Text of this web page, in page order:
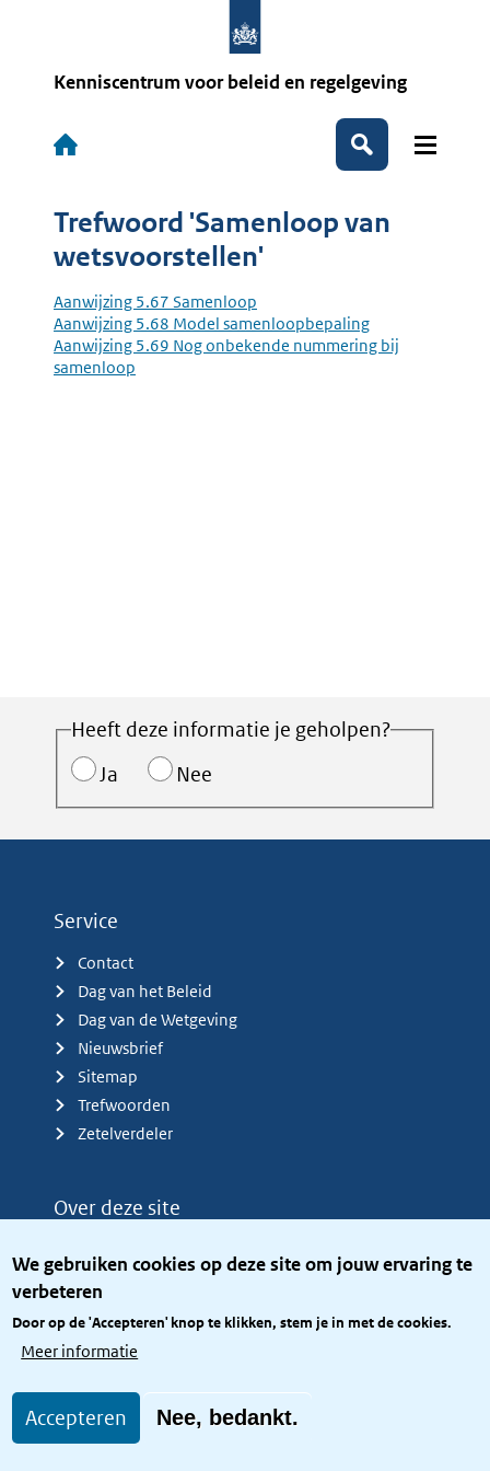
We gebruiken cookies op deze site om jouw ervaring te
verbeteren
Door op de 'Accepteren' knop te klikken, stem je in met de cookies.
Meer informatie
Accepteren Nee, bedankt.
Kenniscentrum voor beleid en regelgeving
Hoofdnavigatie
Zoeken
Trefwoord 'Samenloop van
wetsvoorstellen'
Aanwijzing 5.67 Samenloop
Aanwijzing 5.68 Model samenloopbepaling
Aanwijzing 5.69 Nog onbekende nummering bij
samenloop
Heeft deze informatie je geholpen?
Ja
Nee
Service
Contact
Dag van het Beleid
Dag van de Wetgeving
Nieuwsbrief
Sitemap
Trefwoorden
Zetelverdeler
Over deze site
Privacy
Toegang site openbaar
Toegankelijkheid